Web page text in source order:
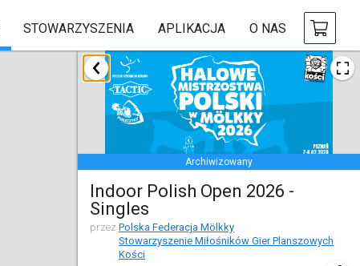
STOWARZYSZENIA APLIKACJA O NAS
Archiwizowany
Indoor Polish Open 2026 -
Singles
przez Polska Federacja Mölkky
Stowarzyszenie Miłośników Gier Planszowych
Kości
styczeń 2026
Tournoi de la bonne année
10 sty 2026|Francja
Open de Boulay Triplette
17 sty 2026|Francja
ANULOWANY
Concours de Honnelles
18 sty 2026|Belgia